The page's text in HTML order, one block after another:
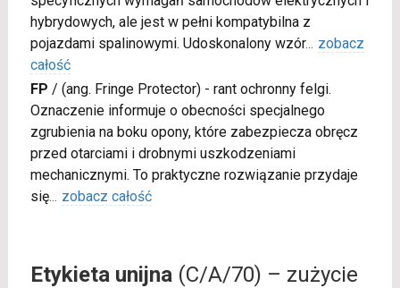
hybrydowych, ale jest w pełni kompatybilna z
pojazdami spalinowymi. Udoskonalony wzór... zobacz
całość
FP / (ang. Fringe Protector) - rant ochronny felgi.
Oznaczenie informuje o obecności specjalnego
zgrubienia na boku opony, które zabezpiecza obręcz
przed otarciami i drobnymi uszkodzeniami
mechanicznymi. To praktyczne rozwiązanie przydaje
się... zobacz całość
Etykieta unijna(C/A/70) – zużycie